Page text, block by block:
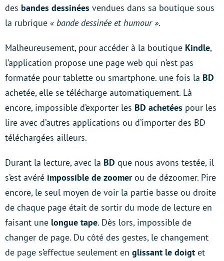
des bandes dessinées vendues dans sa boutique sous
la rubrique « bande dessinée et humour ».
Malheureusement, pour accéder à la boutique Kindle,
l’application propose une page web qui n’est pas
formatée pour tablette ou smartphone. une fois la BD
achetée, elle se télécharge automatiquement. Là
encore, impossible d’exporter les BD achetées pour les
lire avec d’autres applications ou d’importer des BD
téléchargées ailleurs.
Durant la lecture, avec la BD que nous avons testée, il
s’est avéré impossible de zoomerou de dézoomer. Pire
encore, le seul moyen de voir la partie basse ou droite
de chaque page était de sortir du mode de lecture en
faisant une longue tape. Dès lors, impossible de
changer de page. Du côté des gestes, le changement
de page s’effectue seulement en glissant le doigt et